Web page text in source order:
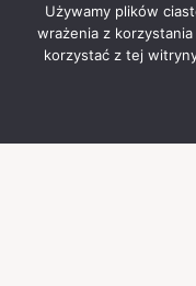
Używamy plików
wrażenia z
korzystać z tej